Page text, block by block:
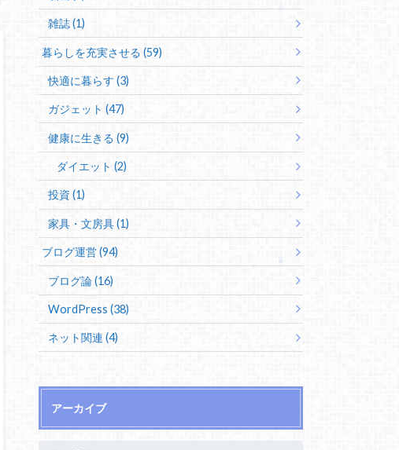
雑誌 (1)
暮らしを充実させる (59)
快適に暮らす (3)
ガジェット (47)
健康に生きる (9)
ダイエット (2)
投資 (1)
家具・文房具 (1)
ブログ運営 (94)
ブログ論 (16)
WordPress (38)
ネット関連 (4)
アーカイブ